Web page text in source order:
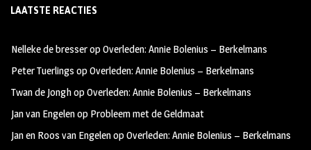
b
oo
k
ag
m
tt
LAATSTE REACTIES
Nelleke de bresseropOverleden: Annie Bolenius – Berkelmans
Peter Tuerlings opOverleden: Annie Bolenius – Berkelmans
Twan de JonghopOverleden: Annie Bolenius – Berkelmans
Jan van Engelenop Probleem met de Geldmaat
Jan en Roos van EngelenopOverleden: Annie Bolenius – Berkelmans